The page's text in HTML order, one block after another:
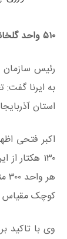
۵۱۰ واحد گلخانه ای در آذربایجان شرقی وجود دارد
رئیس سازمان
استان
اکبر فتحی
کوچک
وی با تاکید